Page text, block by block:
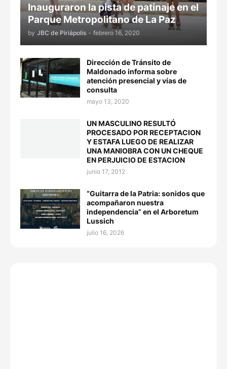
Inauguraron la pista de patinaje en el
Parque Metropolitano de La Paz
by JBC de Piriápolis - febrero 16, 2020
Dirección de Tránsito de
Maldonado informa sobre
atención presencial y vías de
consulta
mayo 13, 2020
UN MASCULINO RESULTÓ
PROCESADO POR RECEPTACION
Y ESTAFA LUEGO DE REALIZAR
UNA MANIOBRA CON UN CHEQUE
EN PERJUICIO DE ESTACION
junio 17, 2012
“Guitarra de la Patria: sonidos que
acompañaron nuestra
independencia” en el Arboretum
Lussich
julio 16, 2026